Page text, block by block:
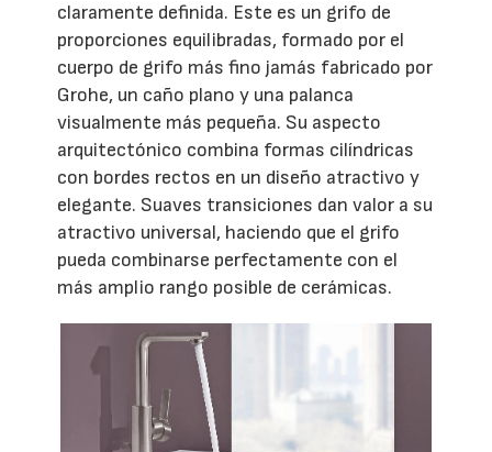
claramente definida. Este es un grifo de
proporciones equilibradas, formado por el
cuerpo de grifo más fino jamás fabricado por
Grohe, un caño plano y una palanca
visualmente más pequeña. Su aspecto
arquitectónico combina formas cilíndricas
con bordes rectos en un diseño atractivo y
elegante. Suaves transiciones dan valor a su
atractivo universal, haciendo que el grifo
pueda combinarse perfectamente con el
más amplio rango posible de cerámicas.